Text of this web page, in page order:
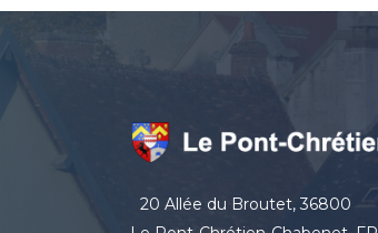
20 Allée du Broutet, 36800